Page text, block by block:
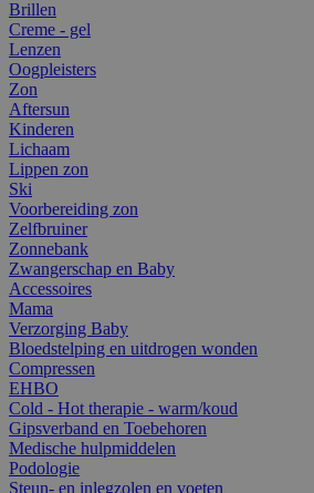
Brillen
Creme - gel
Lenzen
Oogpleisters
Zon
Aftersun
Kinderen
Lichaam
Lippen zon
Ski
Voorbereiding zon
Zelfbruiner
Zonnebank
Zwangerschap en Baby
Accessoires
Mama
Verzorging Baby
Bloedstelping en uitdrogen wonden
Compressen
EHBO
Cold - Hot therapie - warm/koud
Gipsverband en Toebehoren
Medische hulpmiddelen
Podologie
Steun- en inlegzolen en voeten